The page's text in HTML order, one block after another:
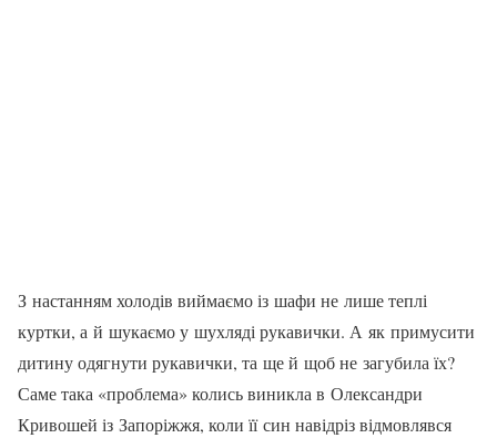
З настанням холодів виймаємо із шафи не лише теплі
куртки, а й шукаємо у шухляді рукавички. А як примусити
дитину одягнути рукавички, та ще й щоб не загубила їх?
Саме така «проблема» колись виникла в Олександри
Кривошей із Запоріжжя, коли її син навідріз відмовлявся